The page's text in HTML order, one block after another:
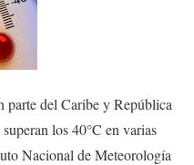
parte del Caribe y República
los 40°C en varias
Nacional de Meteorología